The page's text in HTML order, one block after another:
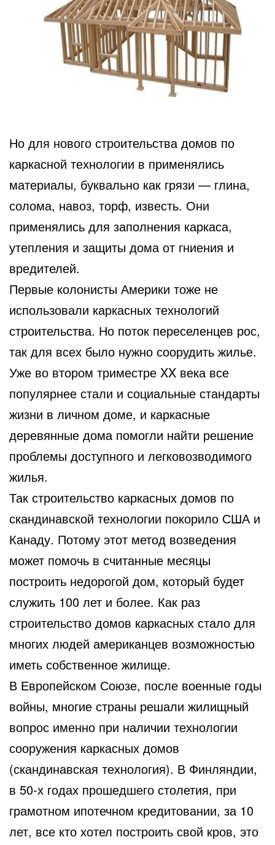
Но для нового строительства домов по
каркасной технологии в применялись
материалы, буквально как грязи — глина,
солома, навоз, торф, известь. Они
применялись для заполнения каркаса,
утепления и защиты дома от гниения и
вредителей.
Первые колонисты Америки тоже не
использовали каркасных технологий
строительства. Но поток переселенцев рос,
так для всех было нужно соорудить жилье.
Уже во втором триместре XX века все
популярнее стали и социальные стандарты
жизни в личном доме, и каркасные
деревянные дома помогли найти решение
проблемы доступного и легковозводимого
жилья.
Так строительство каркасных домов по
скандинавской технологии покорило США и
Канаду. Потому этот метод возведения
может помочь в считанные месяцы
построить недорогой дом, который будет
служить 100 лет и более. Как раз
строительство домов каркасных стало для
многих людей американцев возможностью
иметь собственное жилище.
В Европейском Союзе, после военные годы
войны, многие страны решали жилищный
вопрос именно при наличии технологии
сооружения каркасных домов
(скандинавская технология). В Финляндии,
в 50-х годах прошедшего столетия, при
грамотном ипотечном кредитовании, за 10
лет, все кто хотел построить свой кров, это